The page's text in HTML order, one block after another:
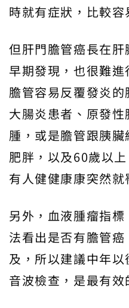
時就有症狀，比較容
但肝門膽管癌長在
早期發現，也很難
膽管容易反覆發炎
大腸炎患者、原發
腫，或是膽管跟胰臟
肥胖，以及60歲以
有人健健康康突然就
另外，血液腫瘤指
法看出是否有膽管
及，所以建議中年
音波檢查，是最有效